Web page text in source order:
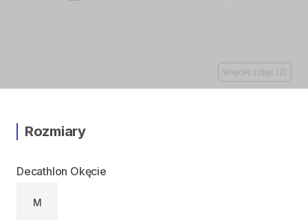
Więcej zdjęć (2 )
Rozmiary
Decathlon Okęcie
M